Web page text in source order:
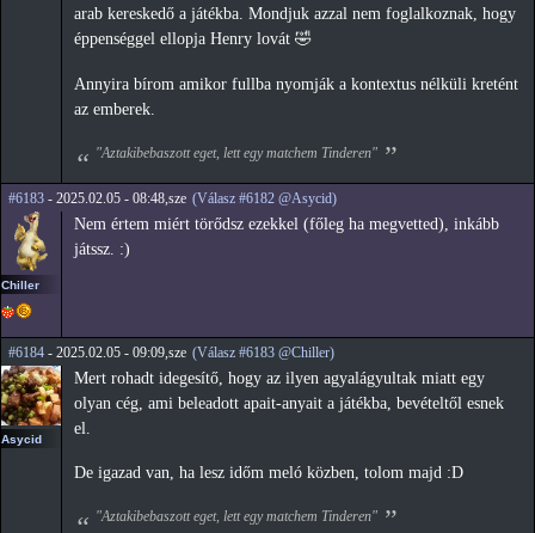
arab kereskedő a játékba. Mondjuk azzal nem foglalkoznak, hogy
éppenséggel ellopja Henry lovát 🤣
Annyira bírom amikor fullba nyomják a kontextus nélküli kretént
az emberek.
"Aztakibebaszott eget, lett egy matchem Tinderen"
#6183 - 2025.02.05 - 08:48,sze (Válasz #6182 @Asycid)
Chiller
Nem értem miért törődsz ezekkel (főleg ha megvetted), inkább
játssz. :)
#6184 - 2025.02.05 - 09:09,sze (Válasz #6183 @Chiller)
Asycid
Mert rohadt idegesítő, hogy az ilyen agyalágyultak miatt egy
olyan cég, ami beleadott apait-anyait a játékba, bevételtől esnek
el.
De igazad van, ha lesz időm meló közben, tolom majd :D
"Aztakibebaszott eget, lett egy matchem Tinderen"